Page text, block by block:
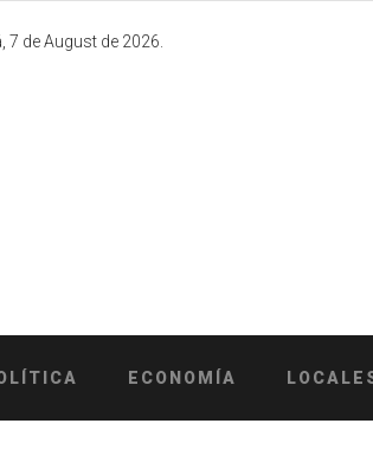
7 de August de 2026.
ECONOMÍA